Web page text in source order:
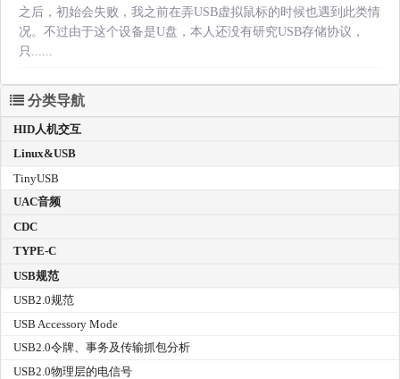
之后，初始会失败，我之前在弄USB虚拟鼠标的时候也遇到此类情
况。不过由于这个设备是U盘，本人还没有研究USB存储协议，
只......
分类导航
HID人机交互
Linux&USB
TinyUSB
UAC音频
CDC
TYPE-C
USB规范
USB2.0规范
USB Accessory Mode
USB2.0令牌、事务及传输抓包分析
USB2.0物理层的电信号